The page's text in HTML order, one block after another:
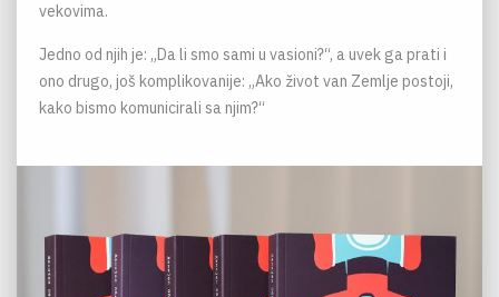
vekovima.
Jedno od njih je: „Da li smo sami u vasioni?“, a uvek ga prati i
ono drugo, još komplikovanije: „Ako život van Zemlje postoji,
kako bismo komunicirali sa njim?“